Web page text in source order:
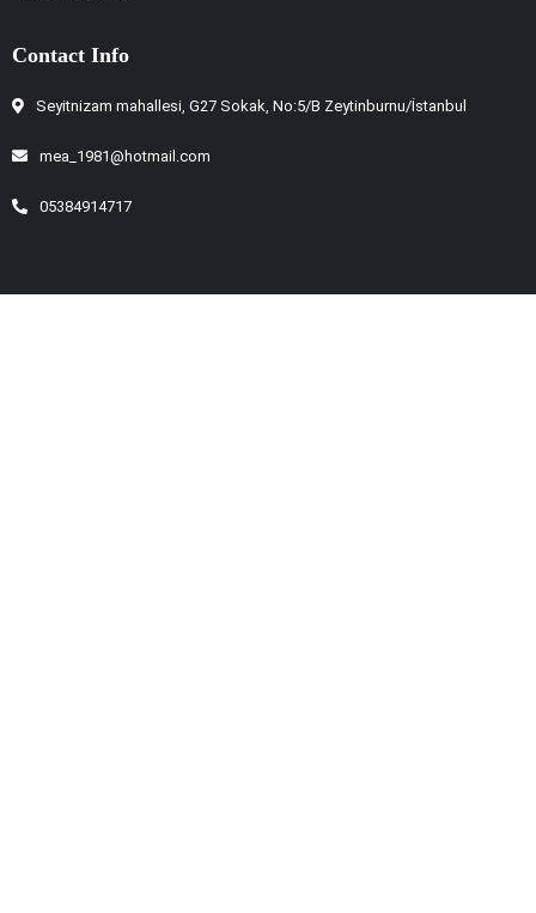
Contact Info
Seyitnizam mahallesi, G27 Sokak, No:5/B Zeytinburnu/İstanbul
mea_1981@hotmail.com
05384914717